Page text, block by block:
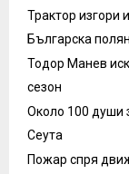
Трактор изгори
Българска
Тодор Манев
сезон
Около 100 души
Сеута
Пожар спря